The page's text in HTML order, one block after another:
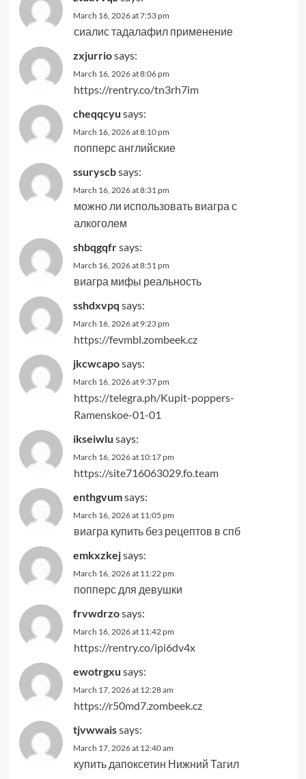
March 16, 2026 at 7:53 pm
сиалис тадалафил применение
zxjurriosays:
March 16, 2026 at 8:06 pm
https://rentry.co/tn3rh7im
cheqqcyu says:
March 16, 2026 at 8:10 pm
попперс английские
ssuryscbsays:
March 16, 2026 at 8:31 pm
можно ли использовать виагра с
алкоголем
shbqgqfrsays:
March 16, 2026 at 8:51 pm
виагра мифы реальность
sshdxvpq says:
March 16, 2026 at 9:23 pm
https://fevmbl.zombeek.cz
jkcwcaposays:
March 16, 2026 at 9:37 pm
https://telegra.ph/Kupit-poppers-
Ramenskoe-01-01
ikseiwlu says:
March 16, 2026 at 10:17 pm
https://site716063029.fo.team
enthgvumsays:
March 16, 2026 at 11:05 pm
виагра купить без рецептов в спб
emkxzkejsays:
March 16, 2026 at 11:22 pm
попперс для девушки
frvwdrzosays:
March 16, 2026 at 11:42 pm
https://rentry.co/ipi6dv4x
ewotrgxu says:
March 17, 2026 at 12:28 am
https://r50md7.zombeek.cz
tjvwwaissays:
March 17, 2026 at 12:40 am
купить дапоксетин Нижний Тагил